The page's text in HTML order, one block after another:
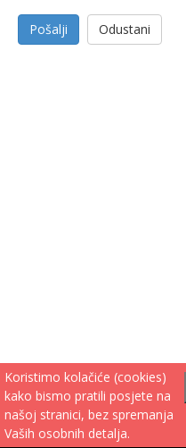
Pošalji Odustani
Koristimo kolačiće (cookies)
kako bismo pratili posjete na
našoj stranici, bez spremanja
Vaših osobnih detalja.